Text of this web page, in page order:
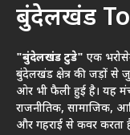
बुंदेलखंड
"बुंदेलखंड टुडे" एक
बुंदेलखंड क्षेत्र की जड़ों से
ओर भी फैली हुई है। यह मंच
राजनीतिक, सामाजिक,
और गहराई से कवर करता